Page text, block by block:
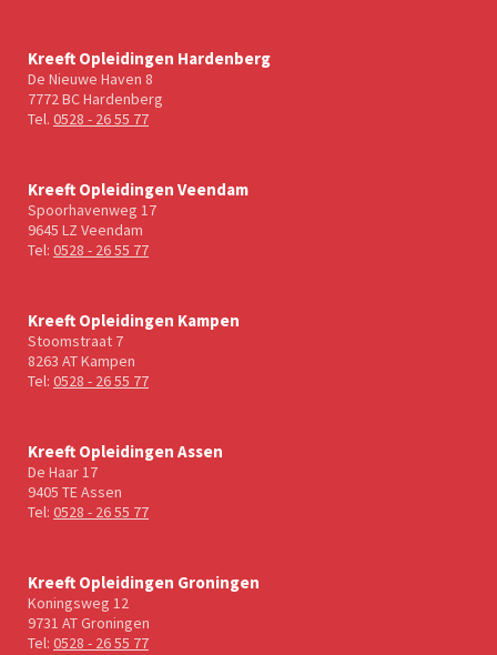
Kreeft Opleidingen Hardenberg
De Nieuwe Haven 8
7772 BC Hardenberg
Tel. 0528 - 26 55 77
Kreeft Opleidingen Veendam
Spoorhavenweg 17
9645 LZ Veendam
Tel: 0528 - 26 55 77
Kreeft Opleidingen Kampen
Stoomstraat 7
8263 AT Kampen
Tel: 0528 - 26 55 77
Kreeft Opleidingen Assen
De Haar 17
9405 TE Assen
Tel: 0528 - 26 55 77
Kreeft Opleidingen Groningen
Koningsweg 12
9731 AT Groningen
Tel: 0528 - 26 55 77